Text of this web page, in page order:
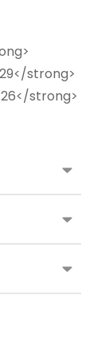
strong>
strong>